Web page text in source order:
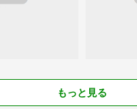
もっと見る